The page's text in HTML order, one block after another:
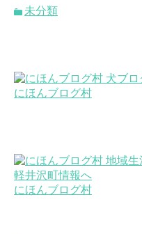
未分類
にほんブログ村
にほんブログ村